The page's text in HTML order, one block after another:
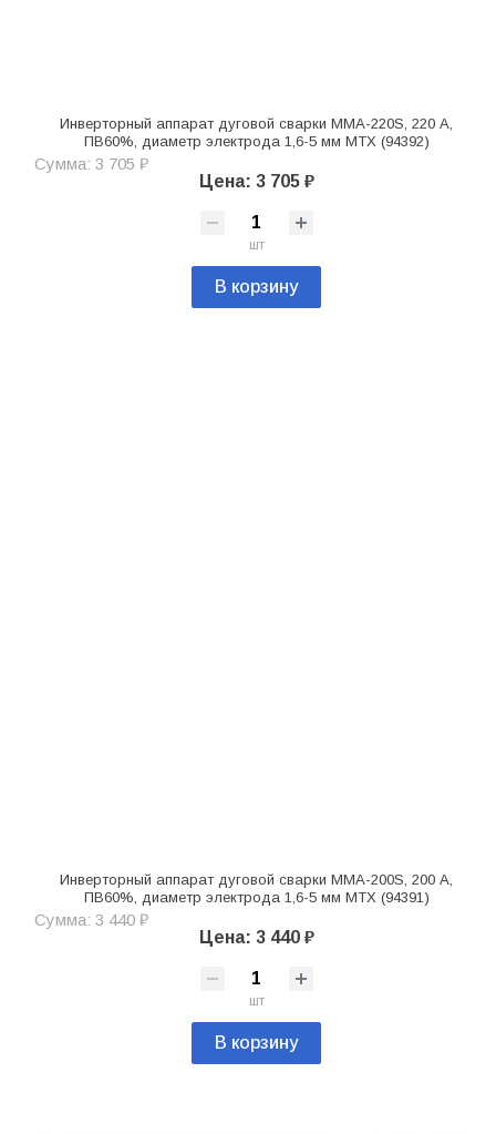
Инверторный аппарат дуговой сварки MMA-220S, 220 А,
ПВ60%, диаметр электрода 1,6-5 мм MTX (94392)
Сумма: 3 705 ₽
Цена: 3 705 ₽
шт
В корзину
Инверторный аппарат дуговой сварки MMA-200S, 200 А,
ПВ60%, диаметр электрода 1,6-5 мм MTX (94391)
Сумма: 3 440 ₽
Цена: 3 440 ₽
шт
В корзину